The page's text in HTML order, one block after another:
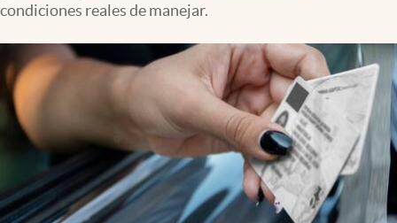
condiciones reales de manejar.